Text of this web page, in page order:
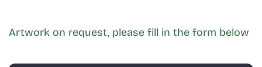
Artwork on request, please fill in the form below